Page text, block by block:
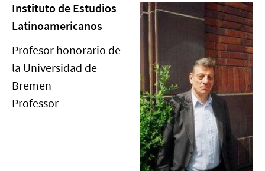
Instituto de Estudios
Latinoamericanos
Profesor honorario de
la Universidad de
Bremen
Professor